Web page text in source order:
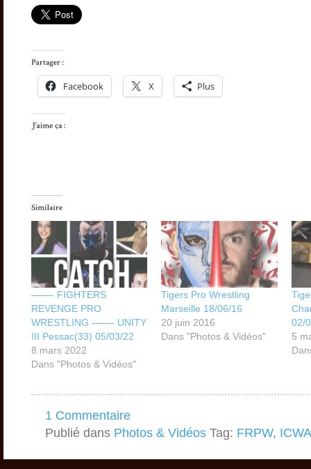
Facebook X Plus
——- FIGHTERS
REVENGE PRO
WRESTLING ——- UNITY
III Pessac(33) 05/03/22
8 mars 2022
Dans "Photos & Vidéos"
Tigers Pro Wrestling
Marseille 18/06/16
20 juin 2016
Dans "Photos & Vidéos"
02/
5
1 Commentaire
Publié dans Photos & Vidéos Tag: FRPW, ICWA